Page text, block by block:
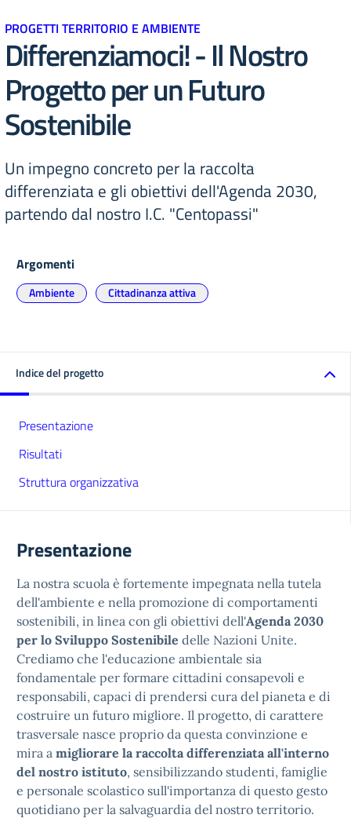
PROGETTI TERRITORIO E AMBIENTE
Differenziamoci! - Il Nostro
Progetto per un Futuro
Sostenibile
Un impegno concreto per la raccolta
differenziata e gli obiettivi dell'Agenda 2030,
partendo dal nostro I.C. "Centopassi"
Argomenti
Ambiente Cittadinanza attiva
Indice del progetto
Presentazione
Risultati
Struttura organizzativa
Presentazione
La nostra scuola è fortemente impegnata nella tutela
dell'ambiente e nella promozione di comportamenti
sostenibili, in linea con gli obiettivi dell'Agenda 2030
per lo Sviluppo Sostenibile delle Nazioni Unite.
Crediamo che l'educazione ambientale sia
fondamentale per formare cittadini consapevoli e
responsabili, capaci di prendersi cura del pianeta e di
costruire un futuro migliore. Il progetto, di carattere
trasversale nasce proprio da questa convinzione e
mira a migliorare la raccolta differenziata all'interno
del nostro istituto, sensibilizzando studenti, famiglie
e personale scolastico sull'importanza di questo gesto
quotidiano per la salvaguardia del nostro territorio.